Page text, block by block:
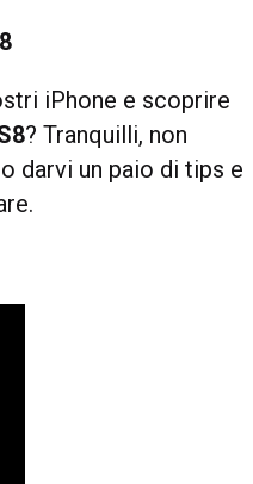
iPhone e scoprire
? Tranquilli, non
darvi un paio di tips e